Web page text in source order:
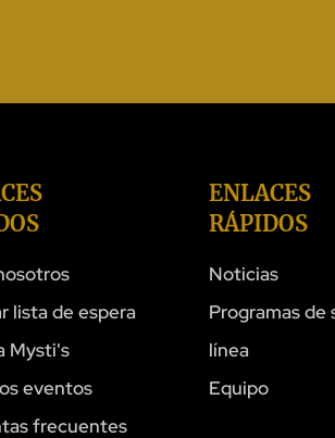
lista de espera
Mysti's
eventos
frecuentes
ENLACES
RÁPIDOS
Noticias
Programas de
línea
Equipo